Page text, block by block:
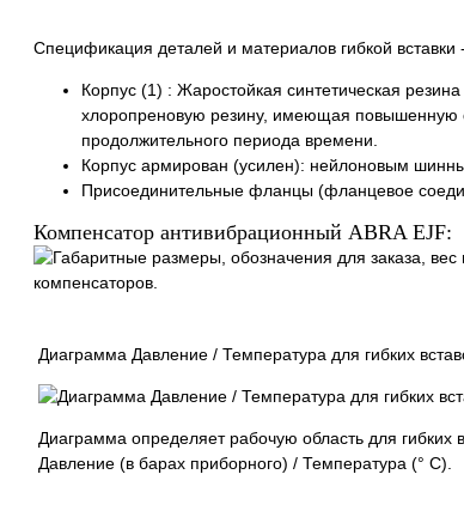
Спецификация деталей и материалов гибкой
Корпус (1) : Жаростойкая синтетическая
хлоропреновую резину, имеющая повышенную
продолжительного периода времени.
Корпус армирован (усилен): нейлоновым
Присоединительные фланцы (фланцевое
Компенсатор антивибрационный ABRA EJF:
Диаграмма Давление / Температура для гибких
Диаграмма определяет рабочую область для гибких
Давление (в барах приборного) / Температура (° C).